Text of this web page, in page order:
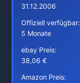
31.12.2006
Offiziell verfügbar:
5 Monate
ebay Preis:
38,06 €
Amazon Preis: